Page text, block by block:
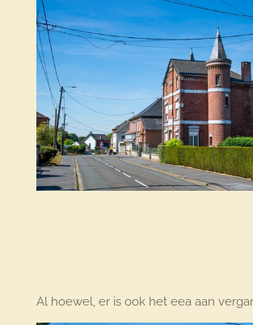
Al hoewel, er is ook het eea aan